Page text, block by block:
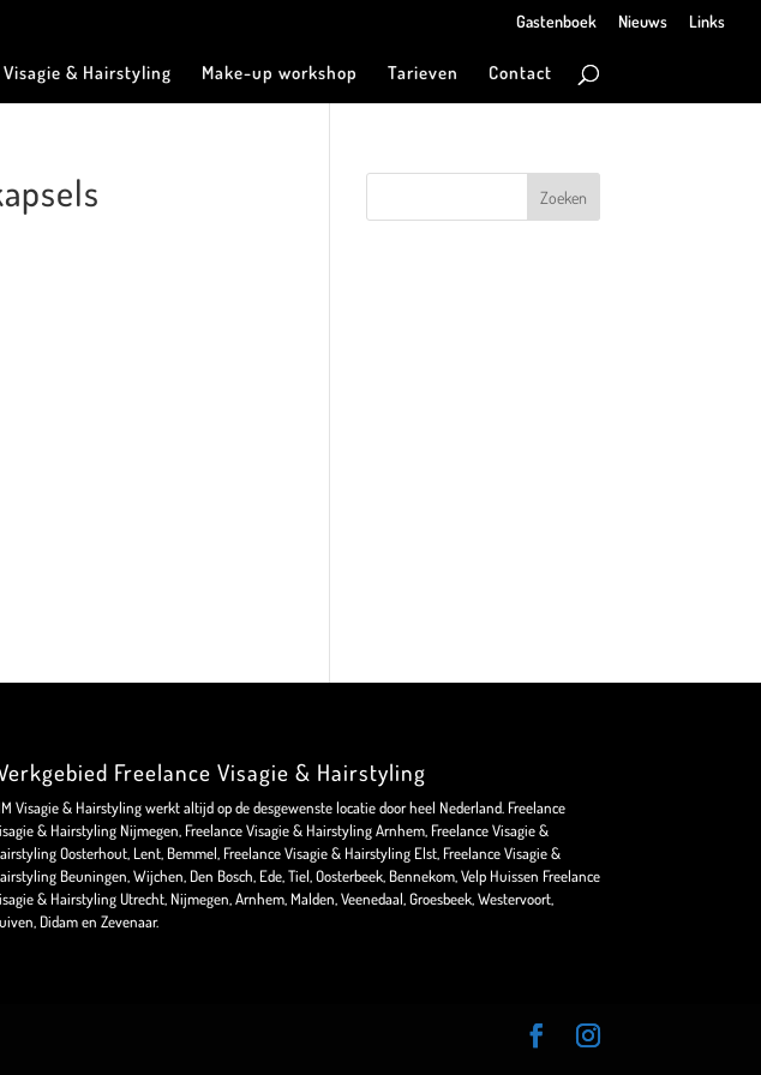
Gastenboek Nieuws Links
Visagie & Hairstyling Make-up workshop Tarieven Contact
Freelance Visagie & Hairstyling
Visagie & Hairstyling werkt altijd op de desgewenste locatie door heel Nederland. Freelance
& Hairstyling Nijmegen, Freelance Visagie & Hairstyling Arnhem, Freelance Visagie &
Oosterhout, Lent, Bemmel, Freelance Visagie & Hairstyling Elst, Freelance Visagie &
Beuningen, Wijchen, Den Bosch, Ede, Tiel, Oosterbeek, Bennekom, Velp Huissen Freelance
& Hairstyling Utrecht, Nijmegen, Arnhem, Malden, Veenedaal, Groesbeek, Westervoort,
Didam en Zevenaar.